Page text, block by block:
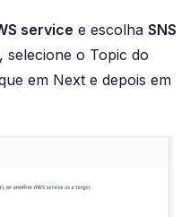
service e escolha SNS
selecione o Topic do
em Next e depois em